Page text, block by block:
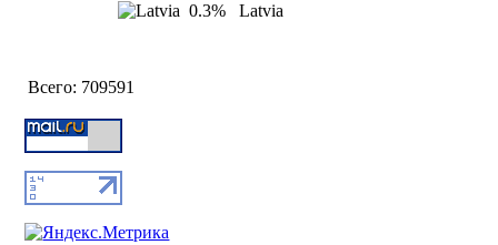
0.3%
Latvia
Всего: 709591